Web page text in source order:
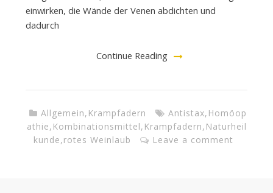
einwirken, die Wände der Venen abdichten und
dadurch
Continue Reading
Allgemein, Krampfadern Antistax, Homöop
athie, Kombinationsmittel, Krampfadern, Naturheil
kunde,rotes Weinlaub Leave a comment